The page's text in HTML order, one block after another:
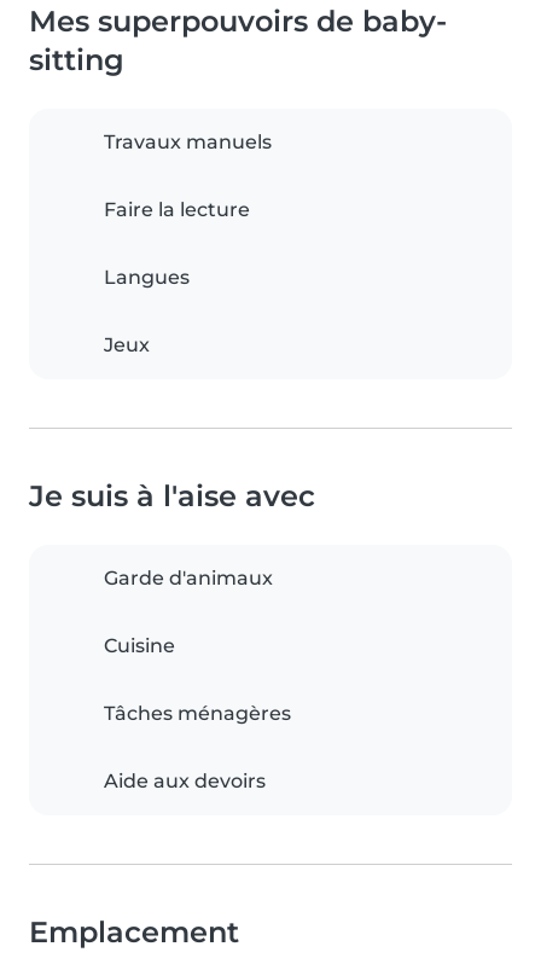
Mes superpouvoirs de baby-
sitting
Travaux manuels
Faire la lecture
Langues
Jeux
Je suis à l'aise avec
Garde d'animaux
Cuisine
Tâches ménagères
Aide aux devoirs
Emplacement